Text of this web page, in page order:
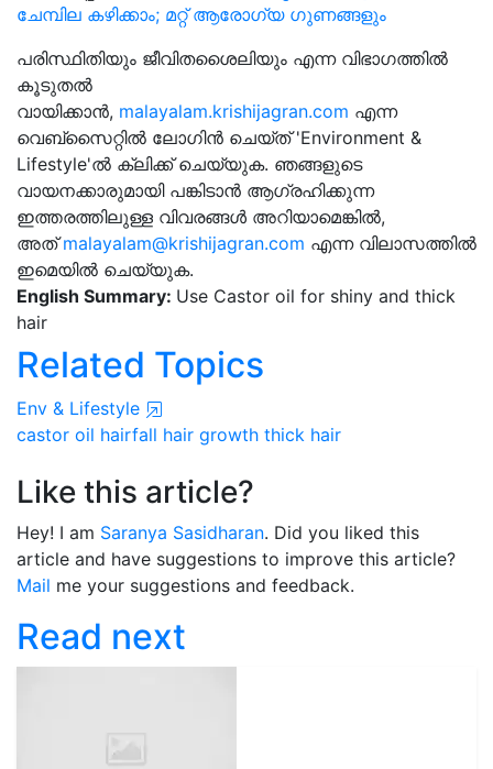
ചേമ്പില കഴിക്കാം; മറ്റ് ആരോഗ്യ ഗുണങ്ങളും
പരിസ്ഥിതിയും ജീവിതശൈലിയും എന്ന വിഭാഗത്തിൽ
കൂടുതൽ
വായിക്കാൻ, malayalam.krishijagran.com എന്ന
വെബ്‌സൈറ്റിൽ ലോഗിൻ ചെയ്‌ത് 'Environment &
Lifestyle'ൽ ക്ലിക്ക് ചെയ്യുക. ഞങ്ങളുടെ
വായനക്കാരുമായി പങ്കിടാൻ ആഗ്രഹിക്കുന്ന
ഇത്തരത്തിലുള്ള വിവരങ്ങൾ അറിയാമെങ്കിൽ,
അത്malayalam@krishijagran.com എന്ന വിലാസത്തിൽ
ഇമെയിൽ ചെയ്യുക.
English Summary: Use Castor oil for shiny and thick
hair
Related Topics
Env & Lifestyle
castor oil hairfall hair growth thick hair
Like this article?
Hey! I am Saranya Sasidharan. Did you liked this
article and have suggestions to improve this article?
Mail me your suggestions and feedback.
Read next